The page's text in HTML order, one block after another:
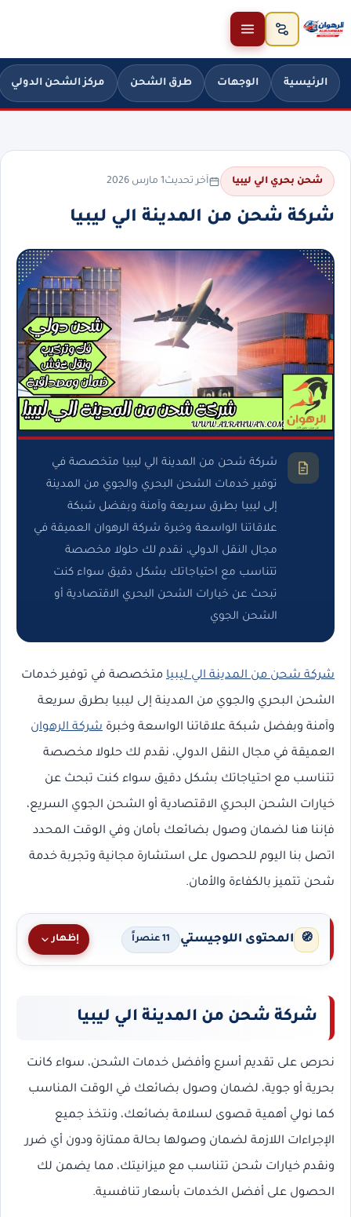
تخطَّ إلى المحتوى
الرئيسية الوجهات طرق الشحن مركز الشحن الدولي
شحن بحري الي ليبيا آخر تحديث1 مارس 2026
شركة شحن من المدينة الي ليبيا
شركة شحن من المدينة الي ليبيا متخصصة في
توفير خدمات الشحن البحري والجوي من المدينة
إلى ليبيا بطرق سريعة وآمنة وبفضل شبكة
علاقاتنا الواسعة وخبرة شركة الرهوان العميقة في
مجال النقل الدولي، نقدم لك حلولا مخصصة
تتناسب مع احتياجاتك بشكل دقيق سواء كنت
تبحث عن خيارات الشحن البحري الاقتصادية أو
الشحن الجوي
شركة شحن من المدينة الي ليبيا متخصصة في توفير خدمات
الشحن البحري والجوي من المدينة إلى ليبيا بطرق سريعة
وآمنة وبفضل شبكة علاقاتنا الواسعة وخبرة شركة الرهوان
العميقة في مجال النقل الدولي، نقدم لك حلولا مخصصة
تتناسب مع احتياجاتك بشكل دقيق سواء كنت تبحث عن
خيارات الشحن البحري الاقتصادية أو الشحن الجوي السريع،
فإننا هنا لضمان وصول بضائعك بأمان وفي الوقت المحدد
اتصل بنا اليوم للحصول على استشارة مجانية وتجربة خدمة
شحن تتميز بالكفاءة والأمان.
🧭 المحتوى اللوجيستي 11 عنصراً إظهار
شركة شحن من المدينة الي ليبيا
نحرص على تقديم أسرع وأفضل خدمات الشحن، سواء كانت
بحرية أو جوية، لضمان وصول بضائعك في الوقت المناسب
كما نولي أهمية قصوى لسلامة بضائعك، ونتخذ جميع
الإجراءات اللازمة لضمان وصولها بحالة ممتازة ودون أي ضرر
ونقدم خيارات شحن تتناسب مع ميزانيتك، مما يضمن لك
الحصول على أفضل الخدمات بأسعار تنافسية.